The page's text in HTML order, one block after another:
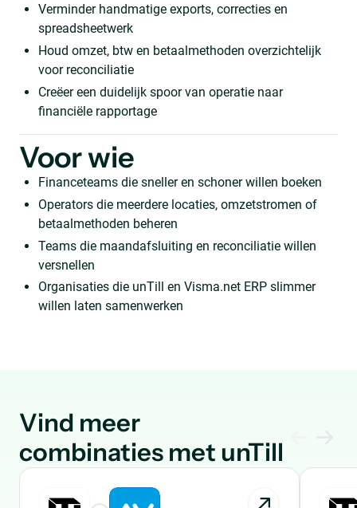
Verminder handmatige exports, correcties en
spreadsheetwerk
Houd omzet, btw en betaalmethoden overzichtelijk
voor reconciliatie
Creëer een duidelijk spoor van operatie naar
financiële rapportage
Voor wie
Financeteams die sneller en schoner willen boeken
Operators die meerdere locaties, omzetstromen of
betaalmethoden beheren
Teams die maandafsluiting en reconciliatie willen
versnellen
Organisaties die unTill en Visma.net ERP slimmer
willen laten samenwerken
Vind meer
combinaties met unTill